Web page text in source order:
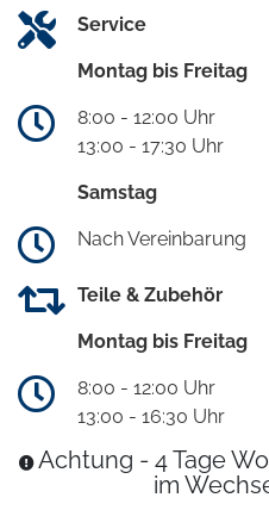
Service
Montag bis Freitag
8:00 - 12:00 Uhr
13:00 - 17:30 Uhr
Samstag
Nach Vereinbarung
Teile & Zubehör
Montag bis Freitag
8:00 - 12:00 Uhr
13:00 - 16:30 Uhr
Achtung - 4 Tage
im